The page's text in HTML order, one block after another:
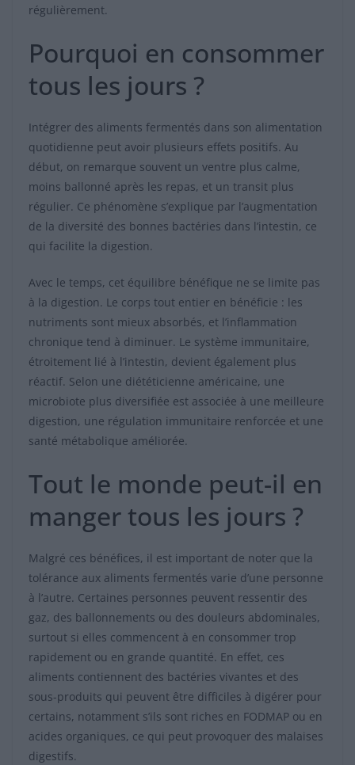
régulièrement.
Pourquoi en consommer
tous les jours ?
Intégrer des aliments fermentés dans son alimentation
quotidienne peut avoir plusieurs effets positifs. Au
début, on remarque souvent un ventre plus calme,
moins ballonné après les repas, et un transit plus
régulier. Ce phénomène s’explique par l’augmentation
de la diversité des bonnes bactéries dans l’intestin, ce
qui facilite la digestion.
Avec le temps, cet équilibre bénéfique ne se limite pas
à la digestion. Le corps tout entier en bénéficie : les
nutriments sont mieux absorbés, et l’inflammation
chronique tend à diminuer. Le système immunitaire,
étroitement lié à l’intestin, devient également plus
réactif. Selon une diététicienne américaine, une
microbiote plus diversifiée est associée à une meilleure
digestion, une régulation immunitaire renforcée et une
santé métabolique améliorée.
Tout le monde peut-il en
manger tous les jours ?
Malgré ces bénéfices, il est important de noter que la
tolérance aux aliments fermentés varie d’une personne
à l’autre. Certaines personnes peuvent ressentir des
gaz, des ballonnements ou des douleurs abdominales,
surtout si elles commencent à en consommer trop
rapidement ou en grande quantité. En effet, ces
aliments contiennent des bactéries vivantes et des
sous-produits qui peuvent être difficiles à digérer pour
certains, notamment s’ils sont riches en FODMAP ou en
acides organiques, ce qui peut provoquer des malaises
digestifs.